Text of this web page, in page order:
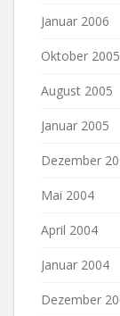
Januar 2006
Oktober 2005
August 2005
Januar 2005
Dezember
Mai 2004
April 2004
Januar 2004
Dezember